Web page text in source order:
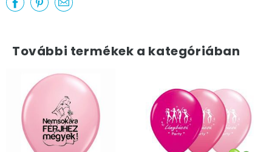
További termékek a kategóriában